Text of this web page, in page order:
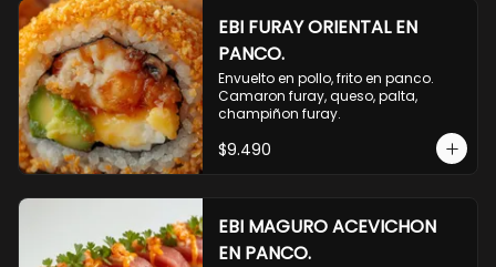
EBI FURAY ORIENTAL EN
PANCO.
Envuelto en pollo, frito en panco.
Camaron furay, queso, palta,
champiñon furay.
$9.490
EBI MAGURO ACEVICHON
EN PANCO.